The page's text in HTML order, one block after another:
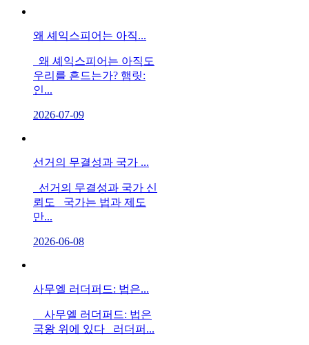
왜 셰익스피어는 아직...
왜 셰익스피어는 아직도
우리를 흔드는가? 햄릿:
인...
2026-07-09
선거의 무결성과 국가 ...
선거의 무결성과 국가 신
뢰도 국가는 법과 제도
만...
2026-06-08
사무엘 러더퍼드: 법은...
사무엘 러더퍼드: 법은
국왕 위에 있다 러더퍼...